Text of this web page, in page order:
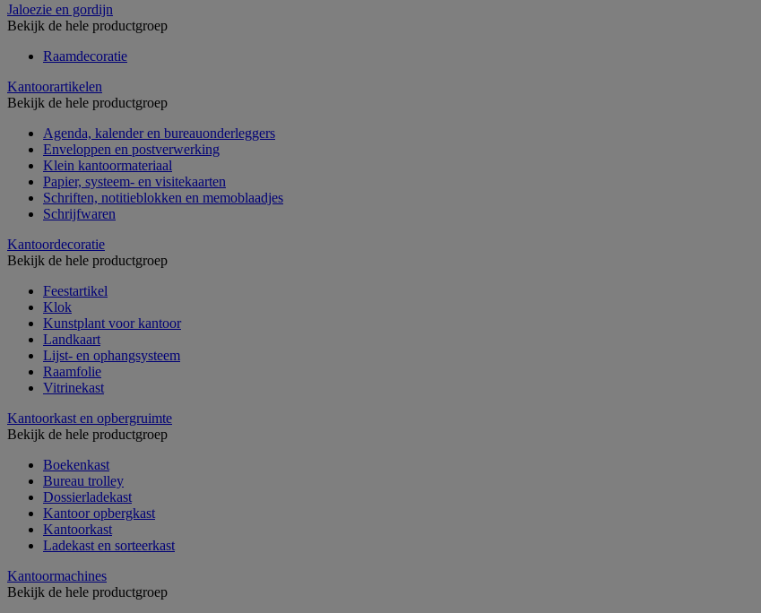
Jaloezie en gordijn
Bekijk de hele productgroep
Raamdecoratie
Kantoorartikelen
Bekijk de hele productgroep
Agenda, kalender en bureauonderleggers
Enveloppen en postverwerking
Klein kantoormateriaal
Papier, systeem- en visitekaarten
Schriften, notitieblokken en memoblaadjes
Schrijfwaren
Kantoordecoratie
Bekijk de hele productgroep
Feestartikel
Klok
Kunstplant voor kantoor
Landkaart
Lijst- en ophangsysteem
Raamfolie
Vitrinekast
Kantoorkast en opbergruimte
Bekijk de hele productgroep
Boekenkast
Bureau trolley
Dossierladekast
Kantoor opbergkast
Kantoorkast
Ladekast en sorteerkast
Kantoormachines
Bekijk de hele productgroep